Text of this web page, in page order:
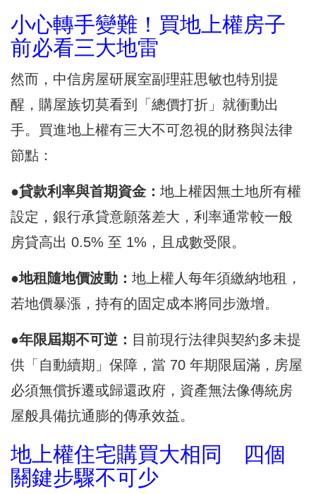
小心轉手變難！買地上權房子
前必看三大地雷
然而，中信房屋研展室副理莊思敏也特別提
醒，購屋族切莫看到「總價打折」就衝動出
手。買進地上權有三大不可忽視的財務與法律
節點：
●貸款利率與首期資金： 地上權因無土地所有權
設定，銀行承貸意願落差大，利率通常較一般
房貸高出 0.5% 至 1%，且成數受限。
●地租隨地價波動： 地上權人每年須繳納地租，
若地價暴漲，持有的固定成本將同步激增。
●年限屆期不可逆： 目前現行法律與契約多未提
供「自動續期」保障，當 70 年期限屆滿，房屋
必須無償拆遷或歸還政府，資產無法像傳統房
屋般具備抗通膨的傳承效益。
地上權住宅購買大相同 四個
關鍵步驟不可少